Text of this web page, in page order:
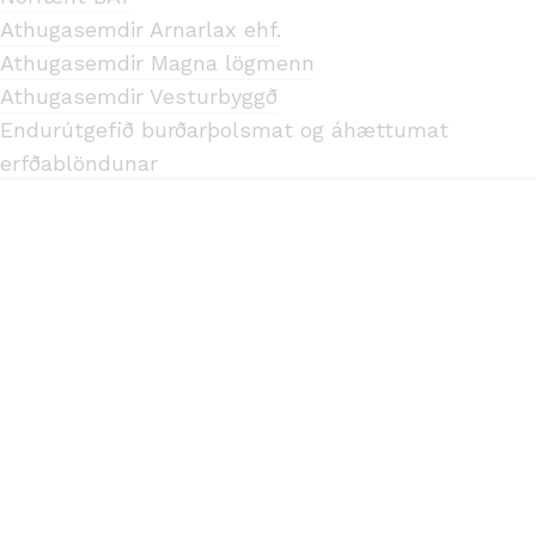
Athugasemdir Arnarlax ehf.
Athugasemdir Magna lögmenn
Athugasemdir Vesturbyggð
Endurútgefið burðarþolsmat og áhættumat
erfðablöndunar